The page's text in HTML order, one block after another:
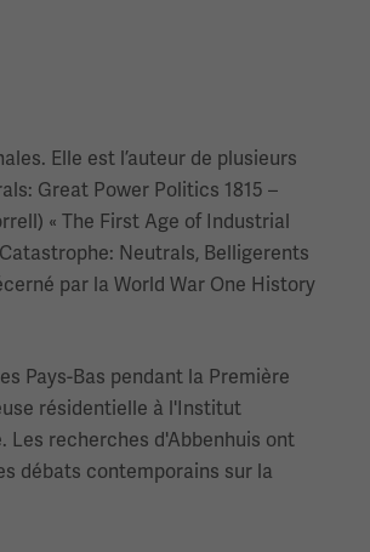
Elle est l’auteur de plusieurs
Great Power Politics 1815 –
« The First Age of Industrial
Neutrals, Belligerents
par la World War One History
Pays-Bas pendant la Première
résidentielle à l'Institut
Les recherches d'Abbenhuis ont
débats contemporains sur la